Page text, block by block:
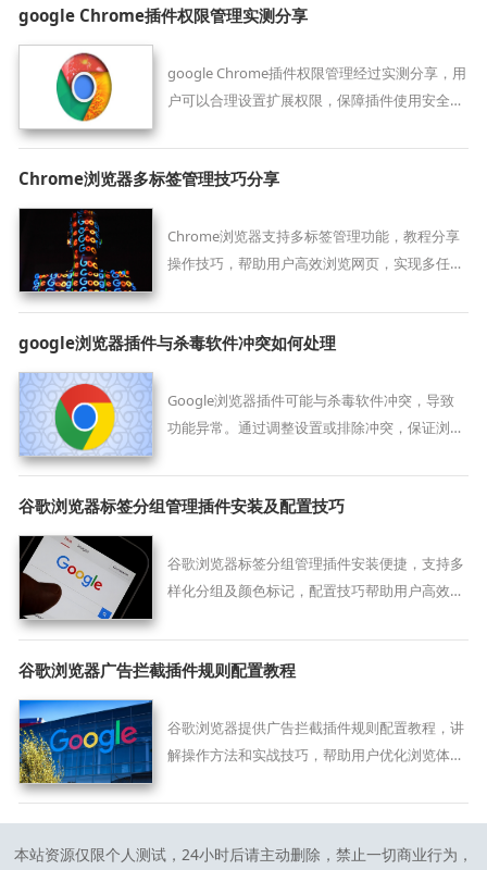
google Chrome插件权限管理实测分享
google Chrome插件权限管理经过实测分享，用
户可以合理设置扩展权限，保障插件使用安全，
Chrome浏览器多标签管理技巧分享
Chrome浏览器支持多标签管理功能，教程分享
操作技巧，帮助用户高效浏览网页，实现多任务
google浏览器插件与杀毒软件冲突如何处理
Google浏览器插件可能与杀毒软件冲突，导致
功能异常。通过调整设置或排除冲突，保证浏览
谷歌浏览器标签分组管理插件安装及配置技巧
谷歌浏览器标签分组管理插件安装便捷，支持多
样化分组及颜色标记，配置技巧帮助用户高效整
谷歌浏览器广告拦截插件规则配置教程
谷歌浏览器提供广告拦截插件规则配置教程，讲
解操作方法和实战技巧，帮助用户优化浏览体验
本站资源仅限个人测试，24小时后请主动删除，禁止一切商业行为，